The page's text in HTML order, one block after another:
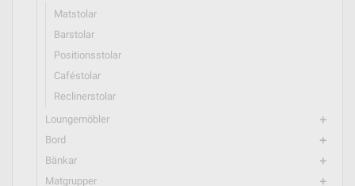
Matstolar
Barstolar
Positionsstolar
Caféstolar
Reclinerstolar
Loungemöbler
add
Bord add
Bänkar add
Matgrupper add